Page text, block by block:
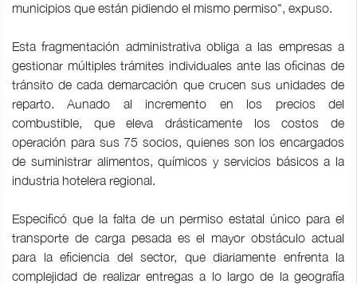
municipios que están pidiendo el mismo permiso", expuso.
Esta fragmentación administrativa obliga a las empresas a
gestionar múltiples trámites individuales ante las oficinas de
tránsito de cada demarcación que crucen sus unidades de
reparto. Aunado al incremento en los precios del
combustible, que eleva drásticamente los costos de
operación para sus 75 socios, quienes son los encargados
de suministrar alimentos, químicos y servicios básicos a la
industria hotelera regional.
Especificó que la falta de un permiso estatal único para el
transporte de carga pesada es el mayor obstáculo actual
para la eficiencia del sector, que diariamente enfrenta la
complejidad de realizar entregas a lo largo de la geografía